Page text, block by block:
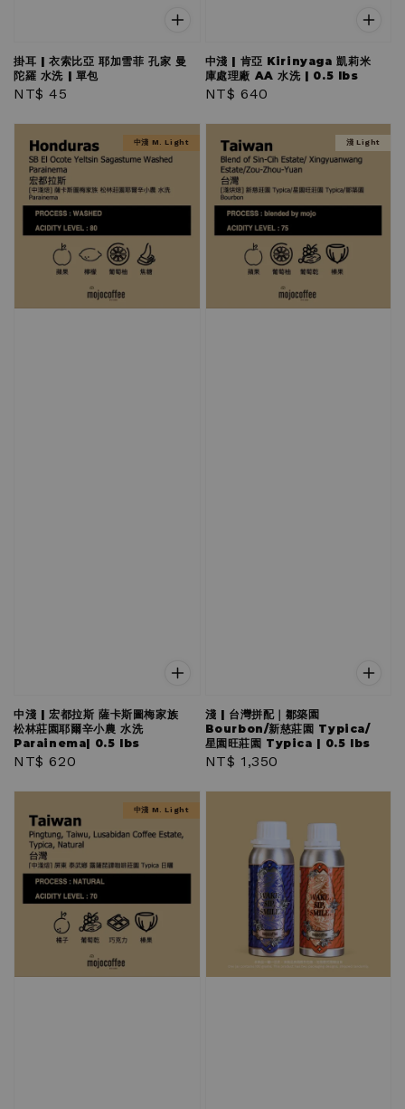
掛耳 | 衣索比亞 耶加雪菲 孔家 曼
陀羅 水洗 | 單包
Regular
NT$ 45
中淺 | 肯亞 Kirinyaga 凱莉米
庫處理廠 AA 水洗 | 0.5 lbs
Regular
NT$ 640
中淺 M. Light
中淺 | 宏都拉斯 薩卡斯圖梅家族
松林莊園耶爾辛小農 水洗
Parainema| 0.5 lbs
Regular
NT$ 620
淺 Light
淺 | 台灣拼配｜鄒築園
Bourbon/新慈莊園 Typica/
星園旺莊園 Typica | 0.5 lbs
Regular
NT$ 1,350
中淺 M. Light